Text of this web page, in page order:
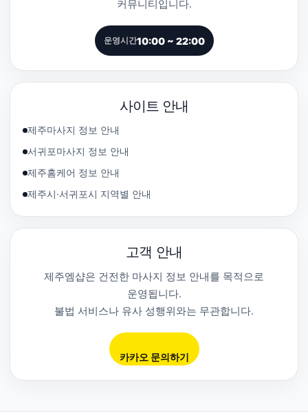
커뮤니티입니다.
운영시간10:00 ~ 22:00
사이트 안내
제주마사지 정보 안내
서귀포마사지 정보 안내
제주홈케어 정보 안내
제주시·서귀포시 지역별 안내
고객 안내
제주엠샵은 건전한 마사지 정보 안내를 목적으로
운영됩니다.
불법 서비스나 유사 성행위와는 무관합니다.
카카오 문의하기